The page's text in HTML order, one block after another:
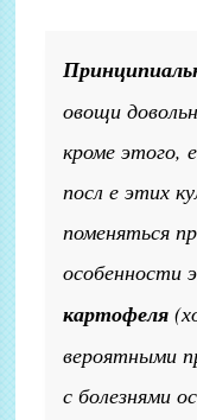
овощи
кроме этого,
посл е этих
поменяться
особенности
картофеля
вероятными
с болезнями